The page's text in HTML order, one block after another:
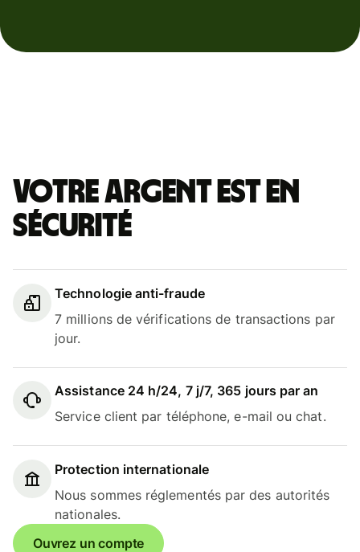
Votre argent est en
sécurité
Technologie anti-fraude
7 millions de vérifications de transactions par
jour.
Assistance 24 h/24, 7 j/7, 365 jours par an
Service client par téléphone, e-mail ou chat.
Protection internationale
Nous sommes réglementés par des autorités
nationales.
Ouvrez un compte